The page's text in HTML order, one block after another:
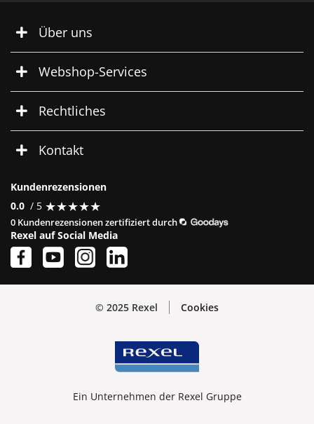
Über uns
Webshop-Services
Rechtliches
Kontakt
Kundenrezensionen
0.0 / 5 ★★★★★
★★★★★
0 Kundenrezensionen zertifiziert durch
Rexel auf Social Media
© 2025 Rexel Cookies
Ein Unternehmen der Rexel Gruppe